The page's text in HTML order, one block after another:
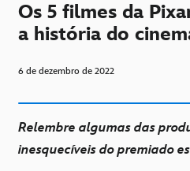
Os 5 filmes da
a história do
6 de dezembro de 2022
Relembre algumas das
inesquecíveis do premiado